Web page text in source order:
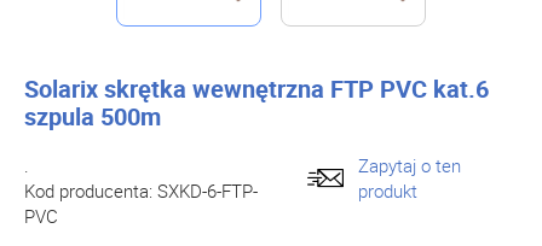
Solarix skrętka wewnętrzna FTP PVC kat.6
szpula 500m
.
Kod producenta: SXKD-6-FTP-
PVC
Zapytaj o ten
produkt